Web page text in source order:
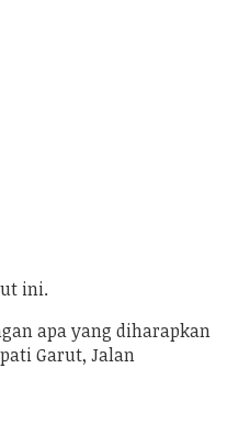
ini.
apa yang diharapkan
Garut, Jalan